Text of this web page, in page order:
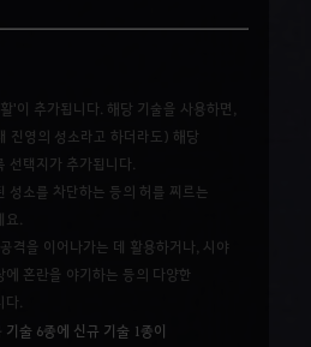
'이 추가됩니다. 해당 기술을 사용하면,
진영의 성소라고 하더라도) 해당
선택지가 추가됩니다.
성소를 차단하는 등의 허를 찌르는
.
격을 이어나가는 데 활용하거나, 시야
혼란을 야기하는 등의 다양한
.
술 6종에 신규 기술 1종이